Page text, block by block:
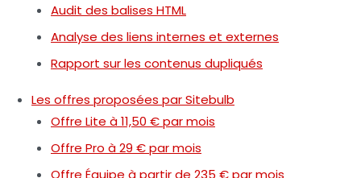
Audit des balises HTML
Analyse des liens internes et externes
Rapport sur les contenus dupliqués
Les offres proposées par Sitebulb
Offre Lite à 11,50 € par mois
Offre Pro à 29 € par mois